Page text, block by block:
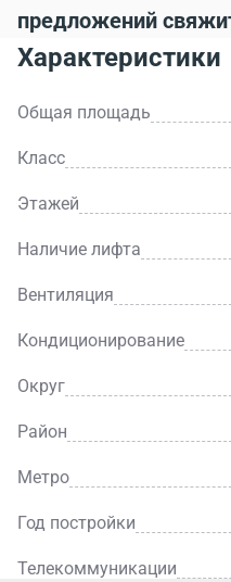
предложений
Характеристики
Общая площадь
Класс
Этажей
Наличие лифта
Вентиляция
Кондиционирование
Округ
Район
Метро
Год постройки
Телекоммуникации